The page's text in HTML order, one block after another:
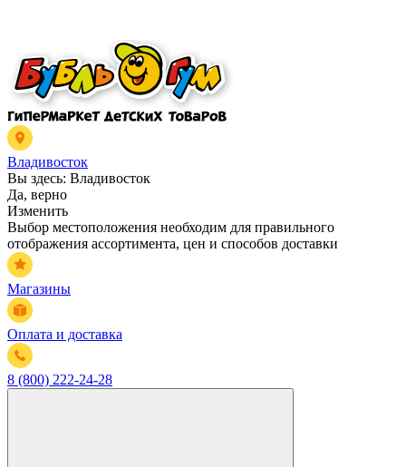
Владивосток
Вы здесь: Владивосток
Да, верно
Изменить
Выбор местоположения необходим для правильного
отображения ассортимента, цен и способов доставки
Магазины
Оплата и доставка
8 (800) 222-24-28